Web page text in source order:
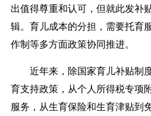
出值得尊重和认可，但就此发补
辑。育儿成本的分担，需要托育
作制等多方面政策协同推进。
近年来，除国家育儿补贴制
育支持政策，从个人所得税专项
服务，从生育保险和生育津贴到